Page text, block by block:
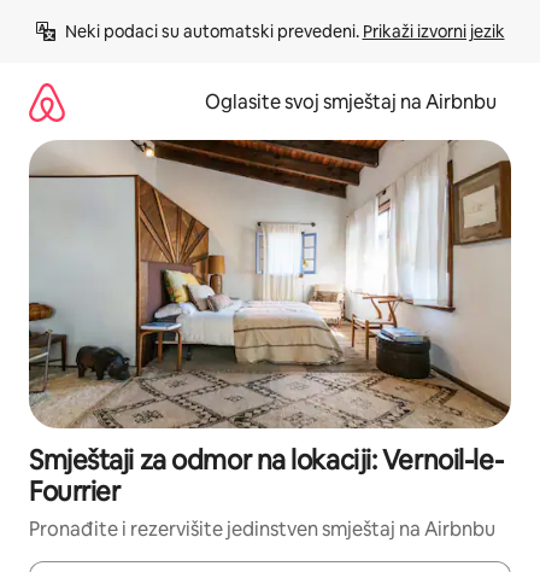
Neki podaci su automatski prevedeni. Prikaži izvorni jezik
Oglasite svoj smještaj na Airbnbu
Smještaji za odmor na lokaciji: Vernoil-le-
Fourrier
Pronađite i rezervišite jedinstven smještaj na Airbnbu